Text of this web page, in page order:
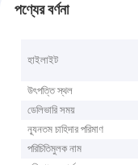
পণ্যের বর্ণনা
হাইলাইট
উৎপত্তি স্থল
ডেলিভারি সময়
ন্যূনতম চাহিদার পরিমাণ
পরিচিতিমুলক নাম